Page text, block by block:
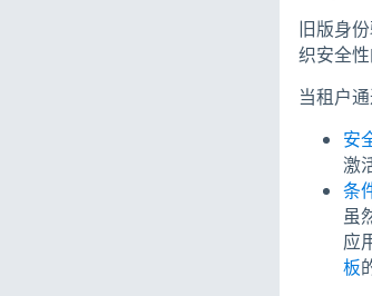
旧版身
织安全性
当租户
安
激
条
虽
应
板